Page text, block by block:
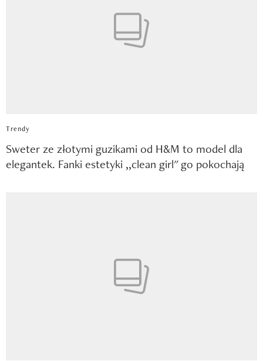
Trendy
Sweter ze złotymi guzikami od H&M to model dla
elegantek. Fanki estetyki ,,clean girl" go pokochają